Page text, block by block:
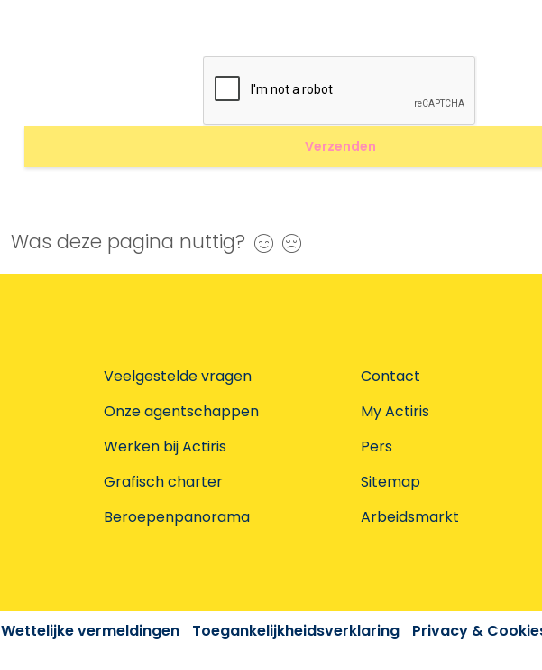
Was deze pagina nuttig? Ja
Veelgestelde vragen
Onze agentschappen
Werken bij Actiris
Grafisch charter
Beroepenpanorama
Contact
My Actiris
Pers
Sitemap
Arbeidsmarkt
Wettelijke vermeldingen Toegankelijkheidsverklaring Privacy &